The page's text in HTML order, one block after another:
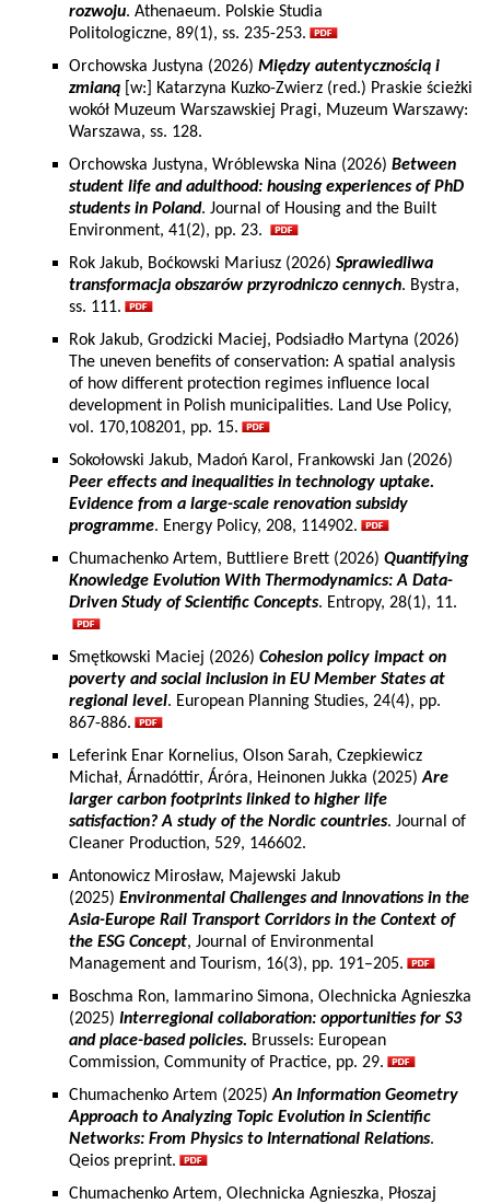
rozwoju. Athenaeum. Polskie Studia
Politologiczne, 89(1), ss. 235-253.
Orchowska Justyna (2026) Między autentycznością i
zmianą [w:] Katarzyna Kuzko-Zwierz (red.) Praskie ścieżki
wokół Muzeum Warszawskiej Pragi, Muzeum Warszawy:
Warszawa, ss. 128.
Orchowska Justyna, Wróblewska Nina (2026) Between
student life and adulthood: housing experiences of PhD
students in Poland. Journal of Housing and the Built
Environment, 41(2), pp. 23.
Rok Jakub, Boćkowski Mariusz (2026) Sprawiedliwa
transformacja obszarów przyrodniczo cennych. Bystra,
ss. 111.
Rok Jakub, Grodzicki Maciej, Podsiadło Martyna (2026)
The uneven benefits of conservation: A spatial analysis
of how different protection regimes influence local
development in Polish municipalities. Land Use Policy,
vol. 170,108201, pp. 15.
Sokołowski Jakub, Madoń Karol, Frankowski Jan (2026)
Peer effects and inequalities in technology uptake.
Evidence from a large-scale renovation subsidy
programme. Energy Policy, 208, 114902.
Chumachenko Artem, Buttliere Brett (2026) Quantifying
Knowledge Evolution With Thermodynamics: A Data-
Driven Study of Scientific Concepts. Entropy, 28(1), 11.
Smętkowski Maciej (2026) Cohesion policy impact on
poverty and social inclusion in EU Member States at
regional level. European Planning Studies, 24(4), pp.
867-886.
Leferink Enar Kornelius, Olson Sarah, Czepkiewicz
Michał, Árnadóttir, Áróra, Heinonen Jukka (2025)Are
larger carbon footprints linked to higher life
satisfaction? A study of the Nordic countries. Journal of
Cleaner Production, 529, 146602.
Antonowicz Mirosław, Majewski Jakub
(2025) Environmental Challenges and Innovations in the
Asia-Europe Rail Transport Corridors in the Context of
the ESG Concept, Journal of Environmental
Management and Tourism, 16(3), pp. 191–205.
Boschma Ron, Iammarino Simona, Olechnicka Agnieszka
(2025) Interregional collaboration: opportunities for S3
and place-based policies. Brussels: European
Commission, Community of Practice, pp. 29.
Chumachenko Artem (2025)An Information Geometry
Approach to Analyzing Topic Evolution in Scientific
Networks: From Physics to International Relations.
Qeios preprint.
Chumachenko Artem, Olechnicka Agnieszka, Płoszaj